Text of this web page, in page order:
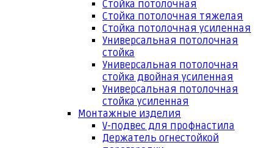
Стойка потолочная
Стойка потолочная тяжелая
Стойка потолочная усиленная
Универсальная потолочная
стойка
Универсальная потолочная
стойка двойная усиленная
Универсальная потолочная
стойка усиленная
Монтажные изделия
V-подвес для профнастила
Держатель огнестойкой